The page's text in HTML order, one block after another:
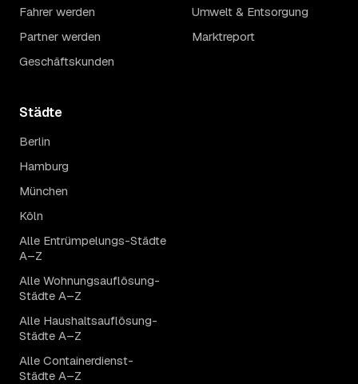
Fahrer werden
Partner werden
Geschäftskunden
Umwelt & Entsorgung
Marktreport
Städte
Berlin
Hamburg
München
Köln
Alle Entrümpelungs-Städte
A–Z
Alle Wohnungsauflösung-
Städte A–Z
Alle Haushaltsauflösung-
Städte A–Z
Alle Containerdienst-
Städte A–Z